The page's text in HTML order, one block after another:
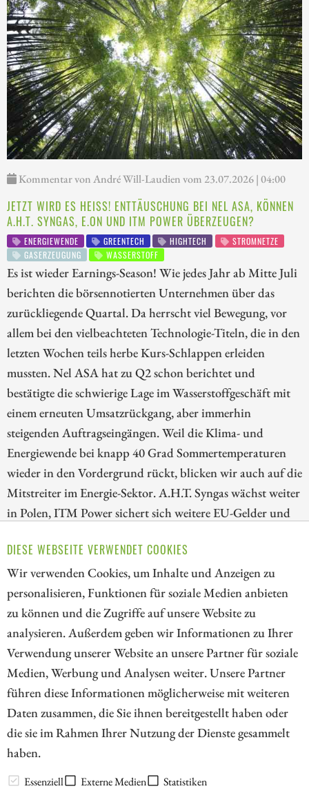
DIESE WEBSEITE VERWENDET COOKIES
Wir verwenden Cookies, um Inhalte und Anzeigen zu
personalisieren, Funktionen für soziale Medien anbieten
zu können und die Zugriffe auf unsere Website zu
analysieren. Außerdem geben wir Informationen zu Ihrer
Verwendung unserer Website an unsere Partner für soziale
Medien, Werbung und Analysen weiter. Unsere Partner
führen diese Informationen möglicherweise mit weiteren
Daten zusammen, die Sie ihnen bereitgestellt haben oder
die sie im Rahmen Ihrer Nutzung der Dienste gesammelt
haben.
Essenziell Externe Medien Statistiken
Kommentar von André Will-Laudien vom 23.07.2026 | 04:00
JETZT WIRD ES HEISS! ENTTÄUSCHUNG BEI NEL ASA, KÖNNEN A
.H.T. SYNGAS, E.ON UND ITM POWER ÜBERZEUGEN?
ENERGIEWENDE GREENTECH HIGHTECH
STROMNETZE
GASERZEUGUNG
WASSERSTOFF
Es ist wieder Earnings-Season! Wie jedes Jahr ab Mitte Juli
berichten die börsennotierten Unternehmen über das
zurückliegende Quartal. Da herrscht viel Bewegung, vor
allem bei den vielbeachteten Technologie-Titeln, die in den
letzten Wochen teils herbe Kurs-Schlappen erleiden
mussten. Nel ASA hat zu Q2 schon berichtet und
bestätigte die schwierige Lage im Wasserstoffgeschäft mit
einem erneuten Umsatzrückgang, aber immerhin
steigenden Auftragseingängen. Weil die Klima- und
Energiewende bei knapp 40 Grad Sommertemperaturen
wieder in den Vordergrund rückt, blicken wir auch auf die
Mitstreiter im Energie-Sektor. A.H.T. Syngas wächst weiter
in Polen, ITM Power sichert sich weitere EU-Gelder und
Karussell ist also wieder am Laufen, Investoren sollten
trotz Hitze weiter Gewehr bei Fuß stehen!
ZUM KOMMENTAR
// kapitalerhoehungen.de - © 2026 - Die Informationsplattform für
Investoren und Unternehmen rund um Kapitalerhöhung, Kapitalmarkt
und Unternehmensfinanzierung
LEXIKON